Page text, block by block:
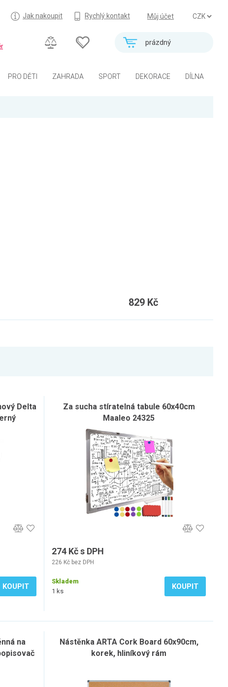
Můj účet
Jak nakoupit Rychlý kontakt
prázdný
PRO DĚTI ZAHRADA SPORT DEKORACE DÍLNA
829 Kč
Delta
KOUPIT
Za sucha stíratelná tabule 60x40cm
Maaleo 24325
274 Kč s DPH
226 Kč bez DPH
Skladem
1 ks
KOUPIT
na
Nástěnka ARTA Cork Board 60x90cm,
korek, hliníkový rám